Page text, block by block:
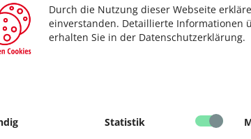
Durch die Nutzung dieser Webseite
einverstanden. Detaillierte Informationen
erhalten Sie in der Datenschutzerklärung.
Statistik
filmhaus-koeln.de/
Bitte akzeptieren Sie die